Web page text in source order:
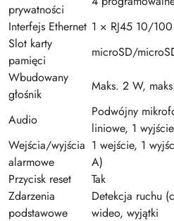
prywatności
Interfejs Ethernet 1 × RJ45 10/
Slot karty
pamięci
microSD/
Wbudowany
głośnik
Maks. 2 W,
Audio
Podwójny
liniowe, 1
Wejścia/wyjścia
alarmowe
1 wejście, 1
A)
Przycisk reset
Tak
Zdarzenia
podstawowe
Detekcja ruchu
wideo, wyjątki